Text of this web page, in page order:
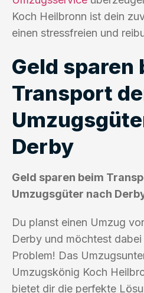
Koch Heilbronn ist dein
einen stressfreien und
Geld sparen
Transport
Derby
Geld sparen beim
Umzugsgüter nach
Du planst einen Umzug
Derby und möchtest dabei
Problem! Das
Umzugskönig Koch
bietet dir die perfekte